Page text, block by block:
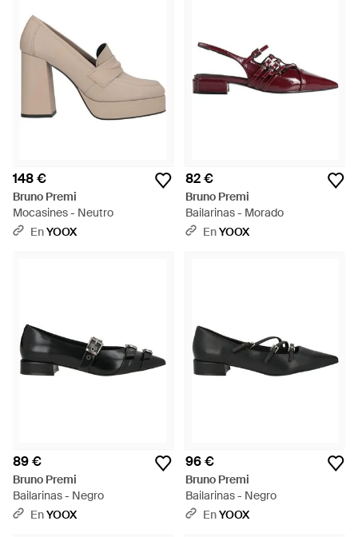
148 €
Bruno Premi
Mocasines - Neutro
EnYOOX
82 €
Bruno Premi
Bailarinas - Morado
EnYOOX
89 €
Bruno Premi
Bailarinas - Negro
EnYOOX
96 €
Bruno Premi
Bailarinas - Negro
EnYOOX